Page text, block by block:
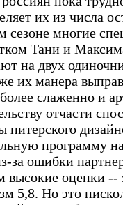
их из числа
сезоне многие
Тани и
на двух
их манера
слаженно и
отчасти
питерского
программу
за ошибки
высокие оценки --
5,8. Но это